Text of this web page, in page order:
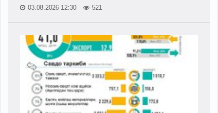
03.08.2026 12:30 521